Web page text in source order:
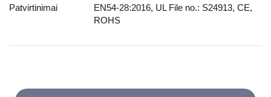
Patvirtinimai
EN54-28:2016, UL File no.: S24913, CE,
ROHS